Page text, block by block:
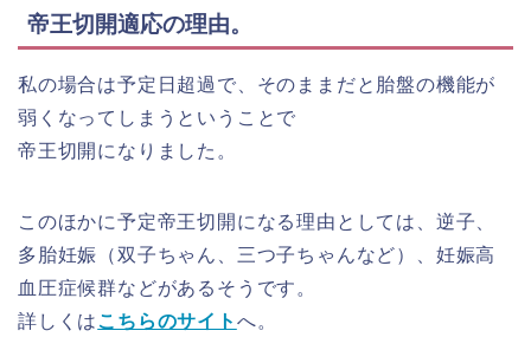
帝王切開適応の理由。
私の場合は予定日超過で、そのままだと胎盤の機能が
弱くなってしまうということで
帝王切開になりました。
このほかに予定帝王切開になる理由としては、逆子、
多胎妊娠（双子ちゃん、三つ子ちゃんなど）、妊娠高
血圧症候群などがあるそうです。
詳しくは こちらのサイト へ。